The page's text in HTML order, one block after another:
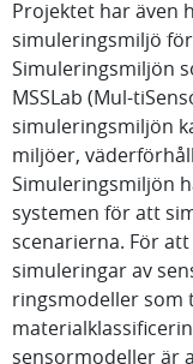
Projektet har även
simuleringsmiljö
Simuleringsmiljön
MSSLab (Mul-
simuleringsmiljön
miljöer,
Simuleringsmiljön
systemen för att
scenarierna. För
simuleringar av
ringsmodeller som
sensormodeller är